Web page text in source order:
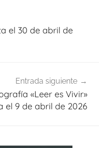
el 30 de abril de
Entrada siguiente
«Leer es Vivir»
el 9 de abril de 2026